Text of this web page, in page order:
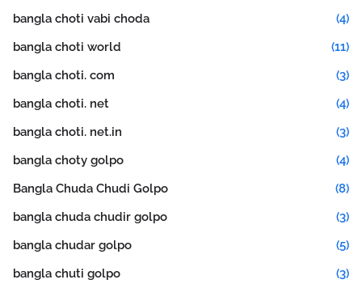
bangla choti vabi choda
(4)
bangla choti world
(11)
bangla choti. com
(3)
bangla choti. net
(4)
bangla choti. net.in
(3)
bangla choty golpo
(4)
Bangla Chuda Chudi Golpo
(8)
bangla chuda chudir golpo
(3)
bangla chudar golpo
(5)
bangla chuti golpo
(3)